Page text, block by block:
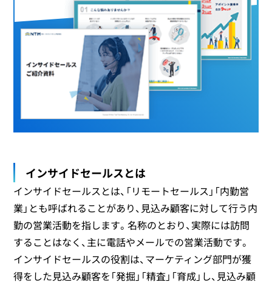
インサイドセールスとは
インサイドセールスとは、「リモートセールス」「内勤営
業」とも呼ばれることがあり、見込み顧客に対して行う内
勤の営業活動を指します。名称のとおり、実際には訪問
することはなく、主に電話やメールでの営業活動です。
インサイドセールスの役割は、マーケティング部門が獲
得をした見込み顧客を「発掘」「精査」「育成」し、見込み顧